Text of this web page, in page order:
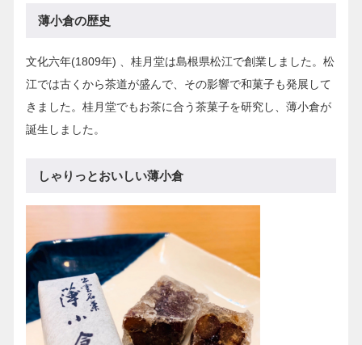
薄小倉の歴史
文化六年(1809年) 、桂月堂は島根県松江で創業しました。松
江では古くから茶道が盛んで、その影響で和菓子も発展して
きました。桂月堂でもお茶に合う茶菓子を研究し、薄小倉が
誕生しました。
しゃりっとおいしい薄小倉